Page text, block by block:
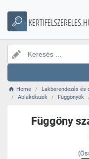
Home Lakberendezés és
Ablakdíszek
Függönyök
Függöny